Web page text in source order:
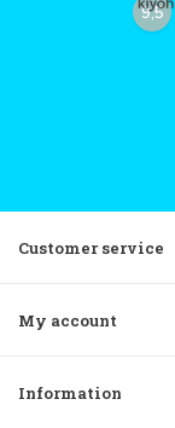
9,5
Customer service
My account
Information